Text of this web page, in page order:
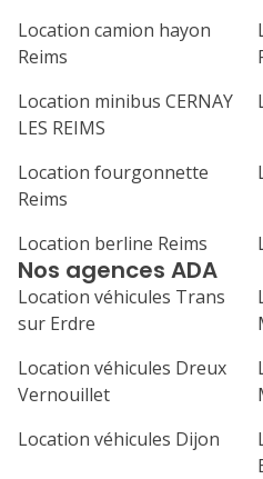
Nos agences ADA
Location véhicules Trans
sur Erdre
Location véhicules Dreux
Vernouillet
Location véhicules Dijon
Location camion hayon
Reims
Location minibus CERNAY
LES REIMS
Location fourgonnette
Reims
Location berline Reims